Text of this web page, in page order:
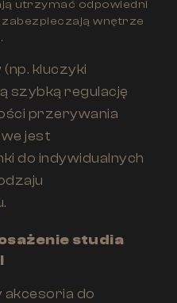
utrzymać odpowiedni
wnętrze
kluczyki
szybką regulację
przerywania
jest
do indywidualnych
studia
akcesoria do